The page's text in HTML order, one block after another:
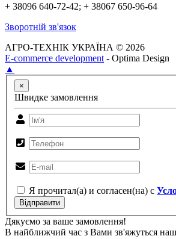
+ 38096 640-72-42; + 38067 650-96-64
Зворотній зв'язок
АГРО-ТЕХНІК УКРАЇНА © 2026
E-commerce development - Optima Design
▲
×
Швидке замовлення
Я прочитал(а) и согласен(на) с
Відправити
Дякуємо за ваше замовлення!
В найближчий час з Вами зв'яжуться